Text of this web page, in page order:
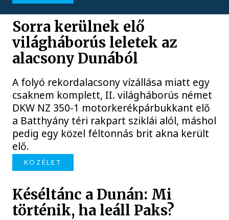
Sorra kerülnek elő
világháborús leletek az
alacsony Dunából
A folyó rekordalacsony vízállása miatt egy
csaknem komplett, II. világháborús német
DKW NZ 350-1 motorkerékpárbukkant elő
a Batthyány téri rakpart sziklái alól, máshol
pedig egy közel féltonnás brit akna került
elő.
KÖZÉLET
Késéltánc a Dunán: Mi
történik, ha leáll Paks?